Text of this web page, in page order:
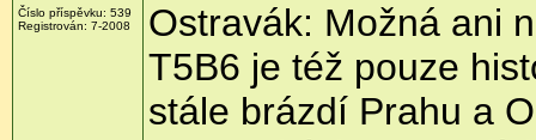
Číslo příspěvku: 539
Registrován: 7-2008
Ostravák: Možná ani
T5B6 je též pouze
stále brázdí Prahu a